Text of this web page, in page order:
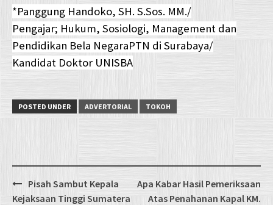
*Panggung Handoko, SH. S.Sos. MM./
Pengajar; Hukum, Sosiologi, Management dan
Pendidikan Bela NegaraPTN di Surabaya/
Kandidat Doktor UNISBA
POSTED UNDER ADVERTORIAL TOKOH
Post
navigation
Pisah Sambut Kepala
Kejaksaan Tinggi Sumatera
Apa Kabar Hasil Pemeriksaan
Atas Penahanan Kapal KM.